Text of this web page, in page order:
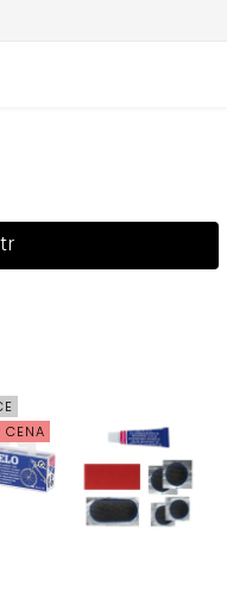
CENA